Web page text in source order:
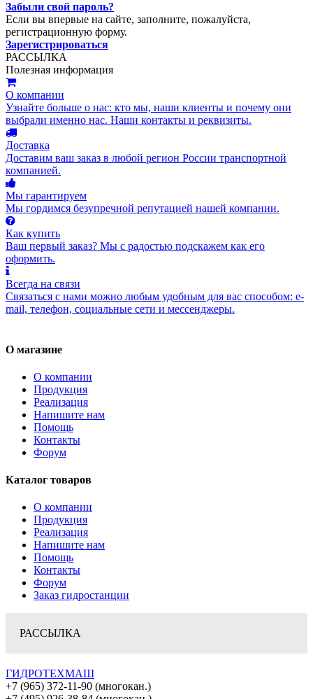
Забыли свой пароль?
Если вы впервые на сайте, заполните, пожалуйста,
регистрационную форму.
Зарегистрироваться
РАССЫЛКА
Полезная информация
О компании
Узнайте больше о нас: кто мы, наши клиенты и почему они
выбрали именно нас. Наши контакты и реквизиты.
Доставка
Доставим ваш заказ в любой регион России транспортной
компанией.
Мы гарантируем
Мы гордимся безупречной репутацией нашей компании.
Как купить
Ваш первый заказ? Мы с радостью подскажем как его
оформить.
Всегда на связи
Связаться с нами можно любым удобным для вас способом: e-
mail, телефон, социальные сети и мессенджеры.
О магазине
О компании
Продукция
Реализация
Напишите нам
Помощь
Контакты
Форум
Каталог товаров
О компании
Продукция
Реализация
Напишите нам
Помощь
Контакты
Форум
Заказ гидростанции
РАССЫЛКА
ГИДРОТЕХМАШ
+7 (965) 372-11-90 (многокан.)